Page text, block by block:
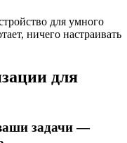
для умного
ничего настраивать
для
задачи —